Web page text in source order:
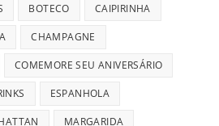
BOTECO CAIPIRINHA
CHAMPAGNE
COMEMORE SEU ANIVERSÁRIO
ESPANHOLA
MARGARIDA